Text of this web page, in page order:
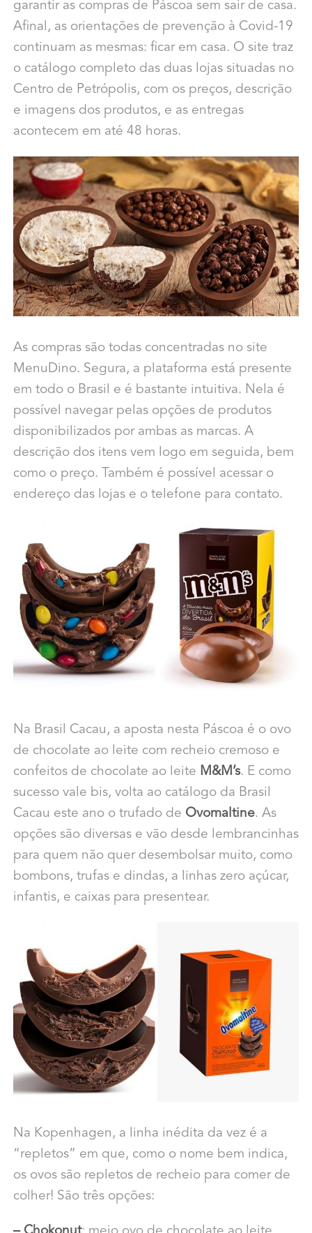
garantir as compras de Páscoa sem sair de casa.
Afinal, as orientações de prevenção à Covid-19
continuam as mesmas: ficar em casa. O site traz
o catálogo completo das duas lojas situadas no
Centro de Petrópolis, com os preços, descrição
e imagens dos produtos, e as entregas
acontecem em até 48 horas.
As compras são todas concentradas no site
MenuDino. Segura, a plataforma está presente
em todo o Brasil e é bastante intuitiva. Nela é
possível navegar pelas opções de produtos
disponibilizados por ambas as marcas. A
descrição dos itens vem logo em seguida, bem
como o preço. Também é possível acessar o
endereço das lojas e o telefone para contato.
Na Brasil Cacau, a aposta nesta Páscoa é o ovo
de chocolate ao leite com recheio cremoso e
confeitos de chocolate ao leite M&M’s. E como
sucesso vale bis, volta ao catálogo da Brasil
Cacau este ano o trufado de Ovomaltine. As
opções são diversas e vão desde lembrancinhas
para quem não quer desembolsar muito, como
bombons, trufas e dindas, a linhas zero açúcar,
infantis, e caixas para presentear.
Na Kopenhagen, a linha inédita da vez é a
“repletos” em que, como o nome bem indica,
os ovos são repletos de recheio para comer de
colher! São três opções: